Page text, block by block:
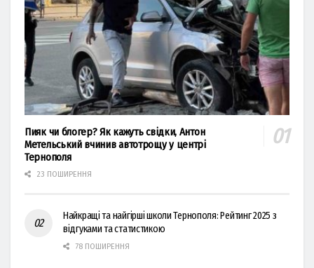
Пияк чи блогер? Як кажуть свідки, Антон
Метельський вчинив автотрощу у центрі
Тернополя
23 ПОШИРЕННЯ
Найкращі та найгірші школи Тернополя: Рейтинг 2025 з
відгуками та статистикою
78 ПОШИРЕННЯ